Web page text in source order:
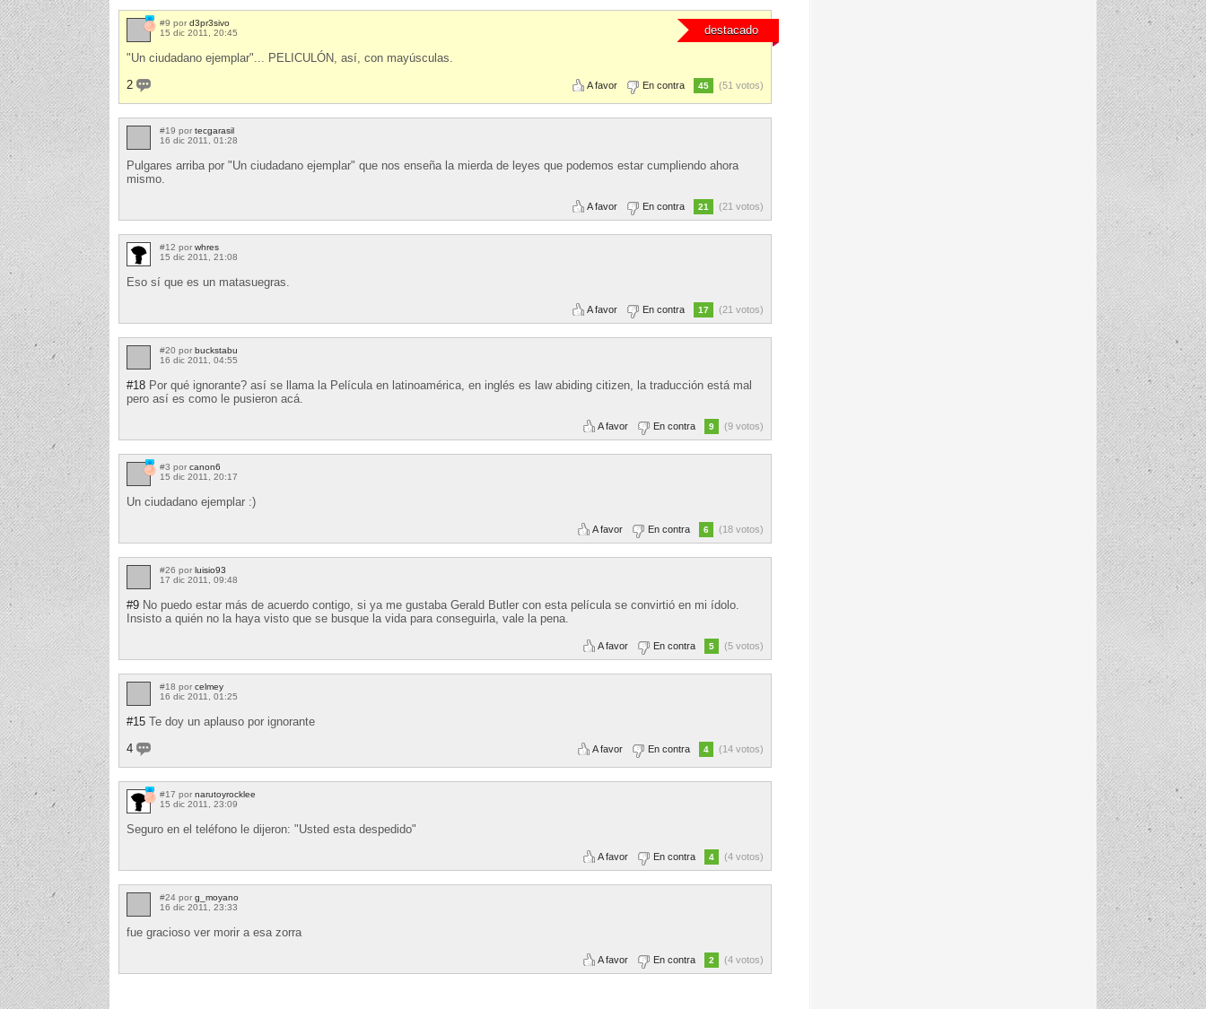
destacado
#9 por d3pr3sivo
15 dic 2011, 20:45
"Un ciudadano ejemplar"... PELICULÓN, así, con mayúsculas.
2
A favor En contra 45 (51 votos)
#19 por tecgarasil
16 dic 2011, 01:28
Pulgares arriba por "Un ciudadano ejemplar" que nos enseña la mierda de leyes que podemos estar cumpliendo ahora
mismo.
A favor En contra 21 (21 votos)
#12 por whres
15 dic 2011, 21:08
Eso sí que es un matasuegras.
A favor En contra 17 (21 votos)
#20 por buckstabu
16 dic 2011, 04:55
#18 Por qué ignorante? así se llama la Película en latinoamérica, en inglés es law abiding citizen, la traducción está mal
pero así es como le pusieron acá.
A favor En contra 9 (9 votos)
#3 por canon6
15 dic 2011, 20:17
Un ciudadano ejemplar :)
A favor En contra 6 (18 votos)
#26 por luisio93
17 dic 2011, 09:48
#9 No puedo estar más de acuerdo contigo, si ya me gustaba Gerald Butler con esta película se convirtió en mi ídolo.
Insisto a quién no la haya visto que se busque la vida para conseguirla, vale la pena.
A favor En contra 5 (5 votos)
#18 por celmey
16 dic 2011, 01:25
#15 Te doy un aplauso por ignorante
4
A favor En contra 4 (14 votos)
#17 por narutoyrocklee
15 dic 2011, 23:09
Seguro en el teléfono le dijeron: "Usted esta despedido"
A favor En contra 4 (4 votos)
#24 por g_moyano
16 dic 2011, 23:33
fue gracioso ver morir a esa zorra
A favor En contra 2 (4 votos)